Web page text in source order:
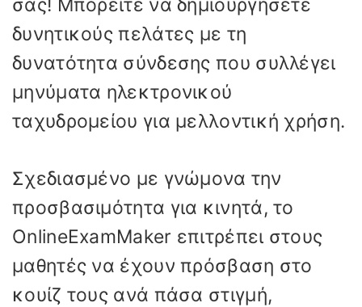
σας! Μπορείτε να δημιουργήσετε
δυνητικούς πελάτες με τη
δυνατότητα σύνδεσης που συλλέγει
μηνύματα ηλεκτρονικού
ταχυδρομείου για μελλοντική χρήση.
Σχεδιασμένο με γνώμονα την
προσβασιμότητα για κινητά, το
OnlineExamMaker επιτρέπει στους
μαθητές να έχουν πρόσβαση στο
κουίζ τους ανά πάσα στιγμή,